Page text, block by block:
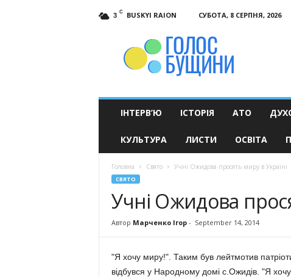
3 C BUSKYI RAION СУБОТА, 8 СЕРПНЯ, 2026
ІНТЕРВ’Ю ІСТОРІЯ АТО
КУЛЬТУРА ЛИСТИ ОСВІТА
Головна Свято Учні Ожидова просять миру в Україні
СВЯТО
Учні Ожидова
Автор Марченко Ігор- September 14, 2014
"Я хочу миру!". Таким був лейтмотив
відбувся у Народному домі с.Ожидів. "Я